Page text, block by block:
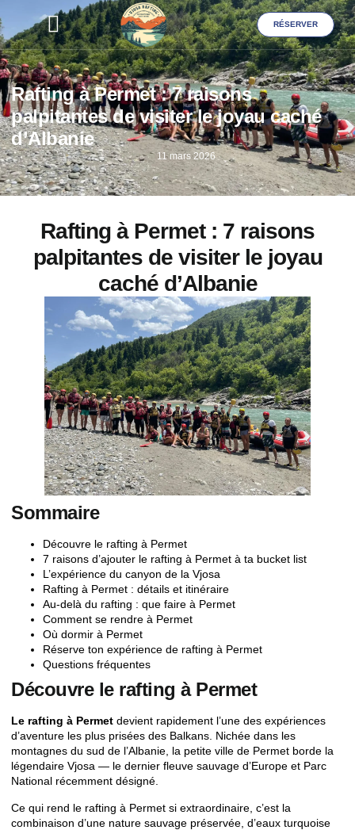
RÉSERVER
Rafting à Permet : 7 raisons
palpitantes de visiter le joyau caché
d’Albanie
11 mars 2026
Rafting à Permet : 7 raisons
palpitantes de visiter le joyau
caché d’Albanie
Sommaire
Découvre le rafting à Permet
7 raisons d’ajouter le rafting à Permet à ta bucket list
L’expérience du canyon de la Vjosa
Rafting à Permet : détails et itinéraire
Au-delà du rafting : que faire à Permet
Comment se rendre à Permet
Où dormir à Permet
Réserve ton expérience de rafting à Permet
Questions fréquentes
Découvre le rafting à Permet
Le rafting à Permet devient rapidement l’une des expériences
d’aventure les plus prisées des Balkans. Nichée dans les
montagnes du sud de l’Albanie, la petite ville de Permet borde la
légendaire Vjosa — le dernier fleuve sauvage d’Europe et Parc
National récemment désigné.
Ce qui rend le rafting à Permet si extraordinaire, c’est la
combinaison d’une nature sauvage préservée, d’eaux turquoise